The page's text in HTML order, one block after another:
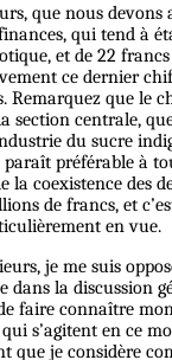
que nous
qui tend à
et de 22
ce dernier
Remarquez que le
section centrale,
du sucre
préférable à
la coexistence des
de francs, et
en vue.
je me suis
dans la discussion
faire connaître
s’agitent en ce
que je considère